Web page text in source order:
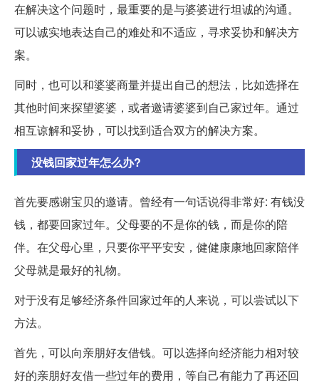
在解决这个问题时，最重要的是与婆婆进行坦诚的沟通。
可以诚实地表达自己的难处和不适应，寻求妥协和解决方
案。
同时，也可以和婆婆商量并提出自己的想法，比如选择在
其他时间来探望婆婆，或者邀请婆婆到自己家过年。通过
相互谅解和妥协，可以找到适合双方的解决方案。
没钱回家过年怎么办?
首先要感谢宝贝的邀请。曾经有一句话说得非常好: 有钱没
钱，都要回家过年。父母要的不是你的钱，而是你的陪
伴。在父母心里，只要你平平安安，健健康康地回家陪伴
父母就是最好的礼物。
对于没有足够经济条件回家过年的人来说，可以尝试以下
方法。
首先，可以向亲朋好友借钱。可以选择向经济能力相对较
好的亲朋好友借一些过年的费用，等自己有能力了再还回